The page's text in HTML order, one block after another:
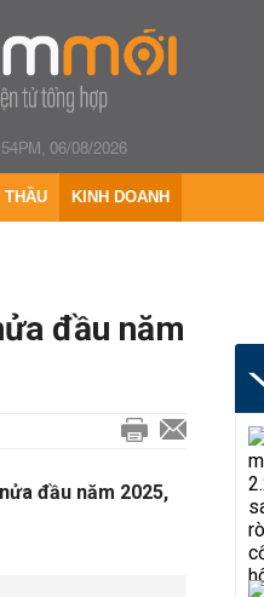
06/08/2026
KINH DOANH
đầu năm
đầu năm 2025,